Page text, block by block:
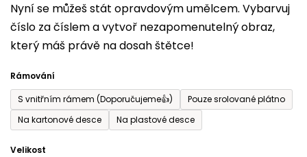
Nyní se můžeš stát opravdovým umělcem. Vybarvuj
číslo za číslem a vytvoř nezapomenutelný obraz,
který máš právě na dosah štětce!
Rámování
S vnitřním rámem (Doporučujeme👍)
Pouze srolované plátno
Na kartonové desce
Na plastové desce
Velikost
produktu
je
0,0
5
hvězdiček.